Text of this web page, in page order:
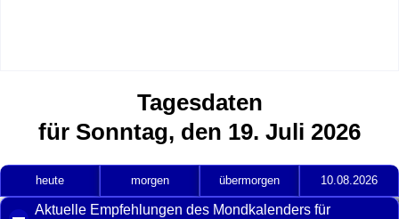
Tagesdaten
für Sonntag, den 19. Juli 2026
heute morgen übermorgen 10.08.2026
Aktuelle Empfehlungen des Mondkalenders für